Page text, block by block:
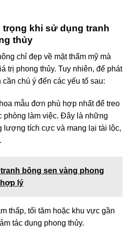
khi sử dụng tranh
thủy
chỉ đẹp về mặt thẩm mỹ mà
trị phong thủy. Tuy nhiên, để phát
chú ý đến các yếu tố sau:
mẫu đơn phù hợp nhất để treo
phòng làm việc. Đây là những
lượng tích cực và mang lại tài lộc,
bông sen vàng phong
lý
thấp, tối tăm hoặc khu vực gần
tác dụng phong thủy.